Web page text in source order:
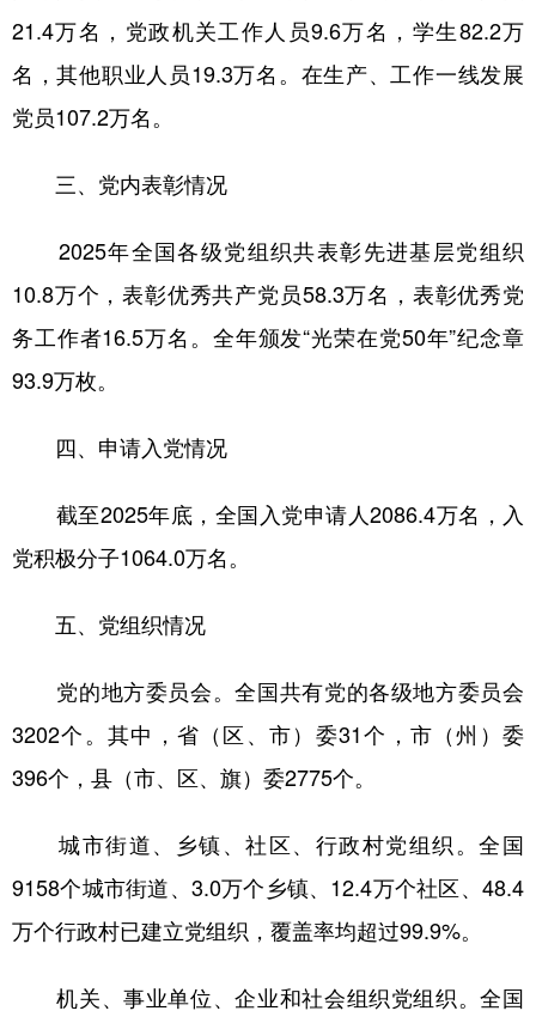
21.4万名，党政机关工作人员9.6万名，学生82.2万
名，其他职业人员19.3万名。在生产、工作一线发展
党员107.2万名。
三、党内表彰情况
2025年全国各级党组织共表彰先进基层党组织
10.8万个，表彰优秀共产党员58.3万名，表彰优秀党
务工作者16.5万名。全年颁发“光荣在党50年”纪念章
93.9万枚。
四、申请入党情况
截至2025年底，全国入党申请人2086.4万名，入
党积极分子1064.0万名。
五、党组织情况
党的地方委员会。全国共有党的各级地方委员会
3202个。其中，省（区、市）委31个，市（州）委
396个，县（市、区、旗）委2775个。
城市街道、乡镇、社区、行政村党组织。全国
9158个城市街道、3.0万个乡镇、12.4万个社区、48.4
万个行政村已建立党组织，覆盖率均超过99.9%。
机关、事业单位、企业和社会组织党组织。全国